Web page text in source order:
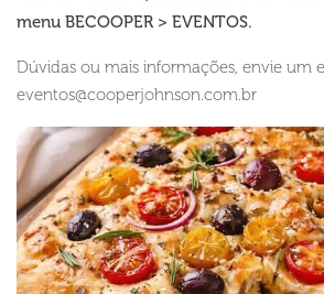
menu BECOOPER > EVENTOS.
Dúvidas ou mais informações, envie um
eventos@cooperjohnson.com.br